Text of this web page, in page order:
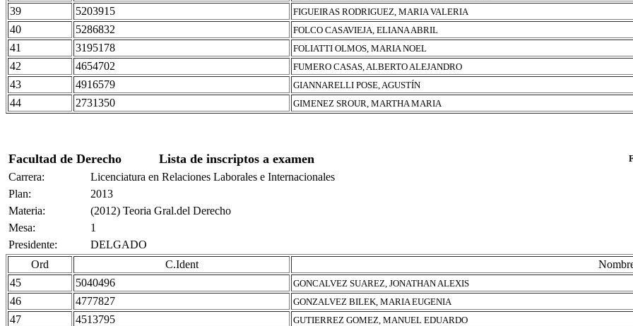
39 5203915 FIGUEIRAS RODRIGUEZ, MARIA VALERIA
40 5286832 FOLCO CASAVIEJA, ELIANA ABRIL
41 3195178 FOLIATTI OLMOS, MARIA NOEL
42 4654702 FUMERO CASAS, ALBERTO ALEJANDRO
43 4916579 GIANNARELLI POSE, AGUSTÍN
44 2731350 GIMENEZ SROUR, MARTHA MARIA
Facultad de Derecho Lista de inscriptos a examen
Carrera:
Licenciatura en Relaciones Laborales e Internacionales
Plan:
2013
Materia:
(2012) Teoria Gral.del Derecho
Mesa:
1
Presidente:
DELGADO
Ord
C.Ident
45
5040496 GONCALVEZ SUAREZ, JONATHAN ALEXIS
46 4777827 GONZALVEZ BILEK, MARIA EUGENIA
47 4513795 GUTIERREZ GOMEZ, MANUEL EDUARDO